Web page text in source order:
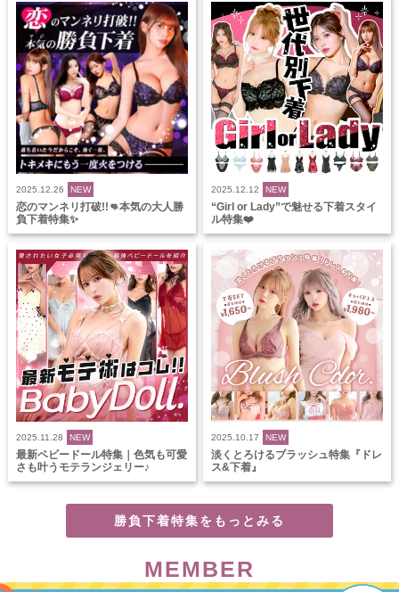
2025.12.26 NEW
恋のマンネリ打破!!👊本気の大人勝
負下着特集✨
2025.12.12 NEW
“Girl or Lady”で魅せる下着スタイ
ル特集❤️
2025.11.28 NEW
最新ベビードール特集｜色気も可愛
さも叶うモテランジェリー♪
2025.10.17 NEW
淡くとろけるブラッシュ特集『ドレ
ス&下着』
勝負下着特集をもっとみる
MEMBER